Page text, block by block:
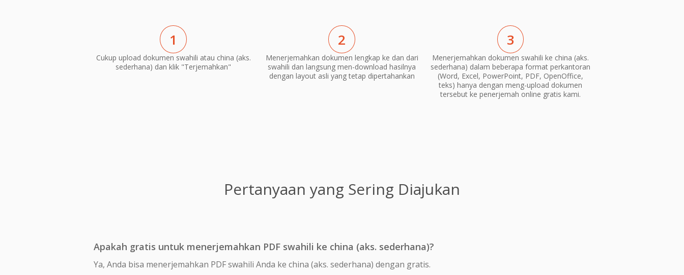
1
Cukup upload dokumen swahili atau china (aks.
sederhana) dan klik "Terjemahkan"
2
Menerjemahkan dokumen lengkap ke dan dari
swahili dan langsung men-download hasilnya
dengan layout asli yang tetap dipertahankan
3
Menerjemahkan dokumen swahili ke china (aks.
sederhana) dalam beberapa format perkantoran
(Word, Excel, PowerPoint, PDF, OpenOffice,
teks) hanya dengan meng-upload dokumen
tersebut ke penerjemah online gratis kami.
Pertanyaan yang Sering Diajukan
Apakah gratis untuk menerjemahkan PDF swahili ke china (aks. sederhana)?
Ya, Anda bisa menerjemahkan PDF swahili Anda ke china (aks. sederhana) dengan gratis.